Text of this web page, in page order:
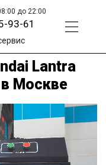
до 22:00
93-61
Lantra
Москве